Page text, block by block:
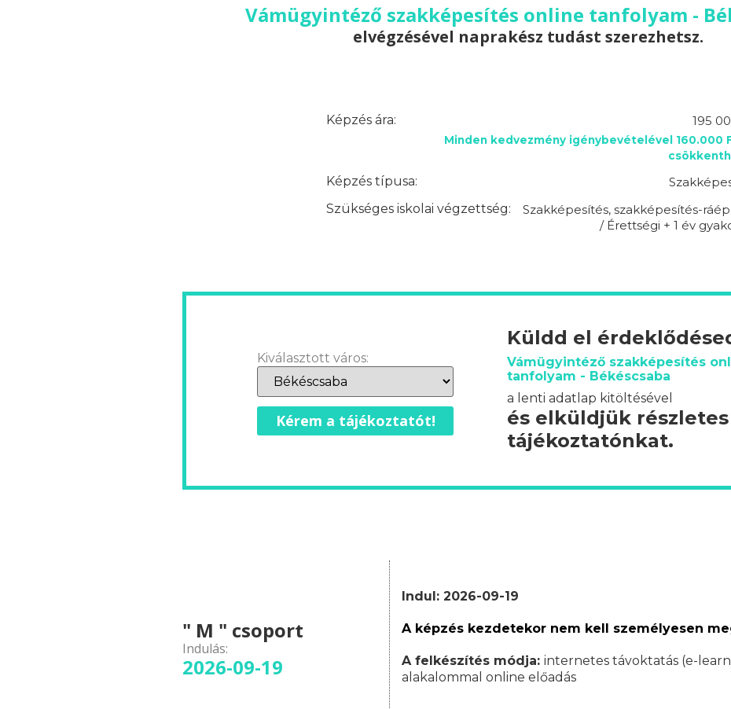
Vámügyintéző szakképesítés online tanfolyam -
elvégzésével naprakész tudást szerezhetsz.
Képzés ára: 195
Minden kedvezmény igénybevételével 160.000
Képzés típusa:
Szükséges iskolai végzettség:
Szakképesítés, szakképesítés-
/ Érettségi + 1 év
Kiválasztott város:
Kérem a tájékoztatót!
Küldd el
Vámügyintéző szakképesítés
tanfolyam - Békéscsaba
a lenti adatlap kitöltésével
és elküldjük részletes
tájékoztatónkat.
" M " csoport
Indulás:
2026-09-19
Indul: 2026-09-19
A képzés kezdetekor nem kell személyesen
A felkészítés módja: internetes távoktatás (e-
alakalommal online előadás